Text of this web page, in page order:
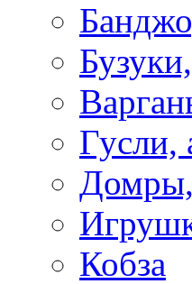
Гусли,
Домры,
Кобза